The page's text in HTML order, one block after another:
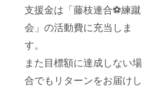
支援金は「藤枝連合⚽練蹴
会」の活動費に充当しま
す。
また目標額に達成しない場
合でもリターンをお届けし